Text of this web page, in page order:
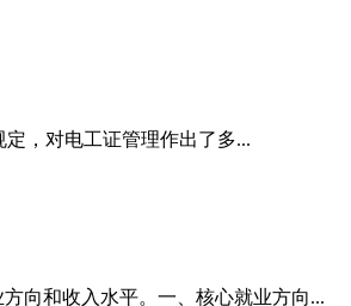
，对电工证管理作出了多...
向和收入水平。一、核心就业方向...